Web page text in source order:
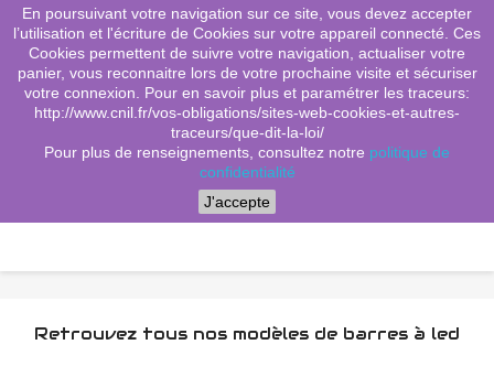
shopping_cart (0)

search
Menu
Retrouvez tous nos modèles de barres à led
En poursuivant votre navigation sur ce site, vous devez accepter
l’utilisation et l'écriture de Cookies sur votre appareil connecté. Ces
Cookies permettent de suivre votre navigation, actualiser votre
panier, vous reconnaitre lors de votre prochaine visite et sécuriser
votre connexion. Pour en savoir plus et paramétrer les traceurs:
http://www.cnil.fr/vos-obligations/sites-web-cookies-et-autres-
traceurs/que-dit-la-loi/
Pour plus de renseignements, consultez notre politique de
confidentialité
J'accepte